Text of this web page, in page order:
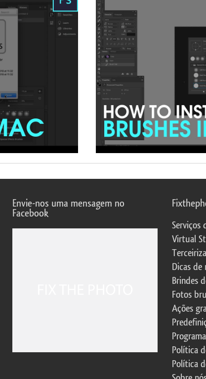
Envie-nos uma mensagem no
Facebook
Serviços
Virtual
Dicas
Brindes
Fotos
Ações
Política
Política